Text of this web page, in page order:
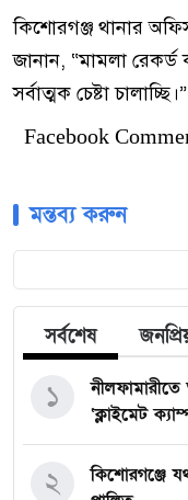
কিশোরগঞ্জ থানার
জানান, “মামলা
সর্বাত্মক চেষ্টা চালাচ্ছি।”
Facebook
মন্তব্য করুন
সর্বশেষ
‘ক্লাইমেট
১
কিশোরগঞ্জে
২